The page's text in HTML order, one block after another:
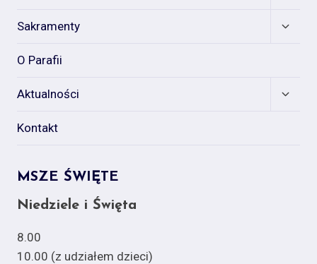
Sakramenty
Expand
O Parafii
Aktualności
Expand
Kontakt
MSZE ŚWIĘTE
Niedziele i Święta
8.00
10.00 (z udziałem dzieci)